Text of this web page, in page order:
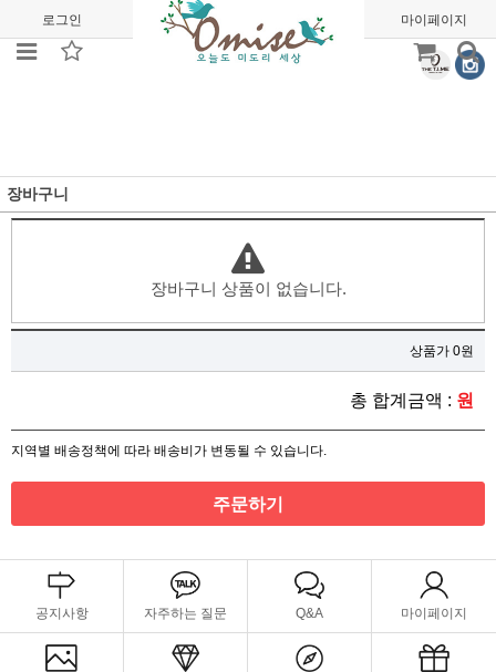
로그인 회원가입 주문조회 마이페이지
장바구니
장바구니 상품이 없습니다.
상품가 0원
총 합계금액 : 원
지역별 배송정책에 따라 배송비가 변동될 수 있습니다.
주문하기
공지사항 자주하는 질문 Q&A 마이페이지